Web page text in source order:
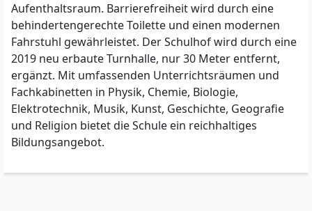
Aufenthaltsraum. Barrierefreiheit wird durch eine
behindertengerechte Toilette und einen modernen
Fahrstuhl gewährleistet. Der Schulhof wird durch eine
2019 neu erbaute Turnhalle, nur 30 Meter entfernt,
ergänzt. Mit umfassenden Unterrichtsräumen und
Fachkabinetten in Physik, Chemie, Biologie,
Elektrotechnik, Musik, Kunst, Geschichte, Geografie
und Religion bietet die Schule ein reichhaltiges
Bildungsangebot.